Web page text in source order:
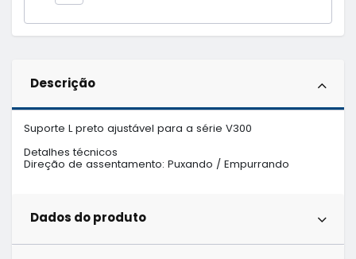
Descrição
Suporte L preto ajustável para a série V300
Detalhes técnicos
Direção de assentamento: Puxando / Empurrando
Dados do produto